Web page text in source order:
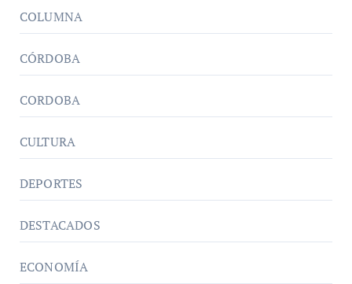
COLUMNA
CÓRDOBA
CORDOBA
CULTURA
DEPORTES
DESTACADOS
ECONOMÍA